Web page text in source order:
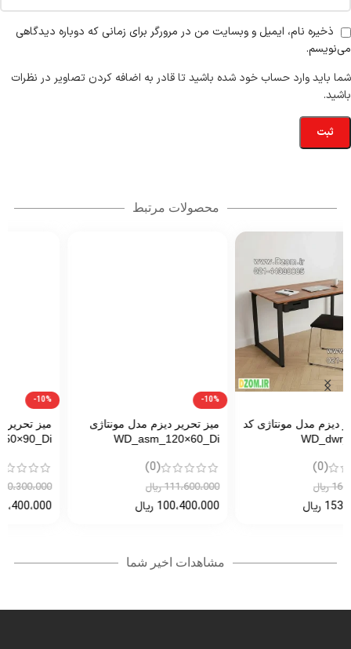
ذخیره نام، ایمیل و وبسایت من در مرورگر برای زمانی که دوباره دیدگاهی
می‌نویسم.
شما باید وارد حساب خود شده باشید تا قادر به اضافه کردن تصاویر در نظرات
باشید.
محصولات مرتبط
میز تحریر دیزم مدل مونتاژی
WD_asm_120×60_Di
111،600،000
100،400،000
میز تحریر دیزم مدل مونتاژی
WD_asm_150×90_Di
170،300،000
153،400،000
مشاهدات اخیر شما